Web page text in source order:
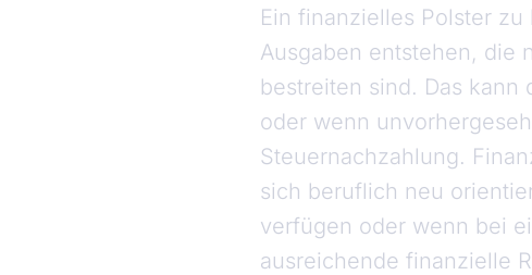
Ein finanzielles Polster
Ausgaben entstehen, die
bestreiten sind. Das kann
oder wenn
Steuernachzahlung.
sich beruflich neu
verfügen oder wenn bei
ausreichende finanzielle